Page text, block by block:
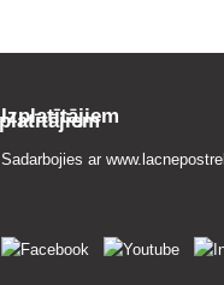
Izplatītājiem
Sadarbojies ar